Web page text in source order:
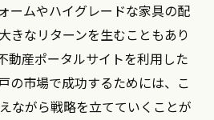
ームやハイグレードな家具の配
きなリターンを生むこともあり
動産ポータルサイトを利用した
の市場で成功するためには、こ
ながら戦略を立てていくことが